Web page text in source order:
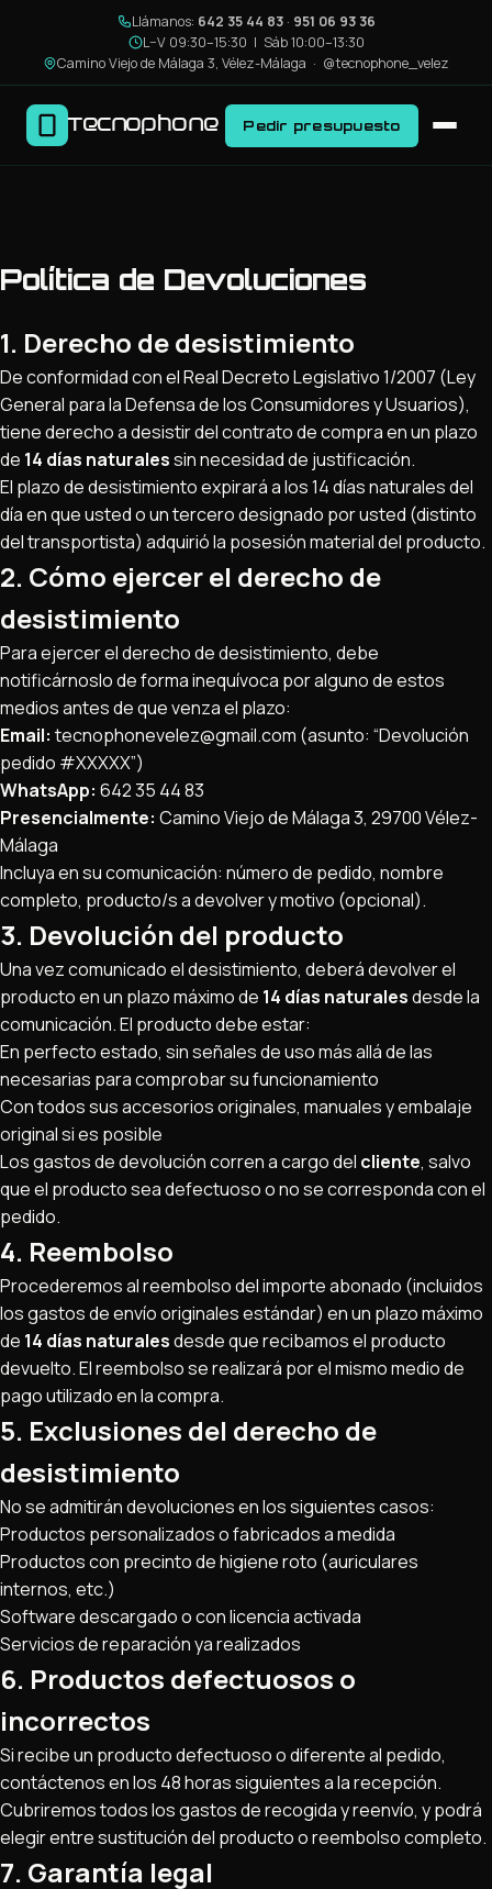
Llámanos: 642 35 44 83· 951 06 93 36
L–V 09:30–15:30 | Sáb 10:00–13:30
Camino Viejo de Málaga 3, Vélez-Málaga · @tecnophone_velez
Tecnophone Pedir presupuesto
Política de Devoluciones
1. Derecho de desistimiento
De conformidad con el Real Decreto Legislativo 1/2007 (Ley
General para la Defensa de los Consumidores y Usuarios),
tiene derecho a desistir del contrato de compra en un plazo
de 14 días naturalessin necesidad de justificación.
El plazo de desistimiento expirará a los 14 días naturales del
día en que usted o un tercero designado por usted (distinto
del transportista) adquirió la posesión material del producto.
2. Cómo ejercer el derecho de
desistimiento
Para ejercer el derecho de desistimiento, debe
notificárnoslo de forma inequívoca por alguno de estos
medios antes de que venza el plazo:
Email: tecnophonevelez@gmail.com (asunto: “Devolución
pedido #XXXXX”)
WhatsApp: 642 35 44 83
Presencialmente: Camino Viejo de Málaga 3, 29700 Vélez-
Málaga
Incluya en su comunicación: número de pedido, nombre
completo, producto/s a devolver y motivo (opcional).
3. Devolución del producto
Una vez comunicado el desistimiento, deberá devolver el
producto en un plazo máximo de 14 días naturalesdesde la
comunicación. El producto debe estar:
En perfecto estado, sin señales de uso más allá de las
necesarias para comprobar su funcionamiento
Con todos sus accesorios originales, manuales y embalaje
original si es posible
Los gastos de devolución corren a cargo del cliente, salvo
que el producto sea defectuoso o no se corresponda con el
pedido.
4. Reembolso
Procederemos al reembolso del importe abonado (incluidos
los gastos de envío originales estándar) en un plazo máximo
de 14 días naturalesdesde que recibamos el producto
devuelto. El reembolso se realizará por el mismo medio de
pago utilizado en la compra.
5. Exclusiones del derecho de
desistimiento
No se admitirán devoluciones en los siguientes casos:
Productos personalizados o fabricados a medida
Productos con precinto de higiene roto (auriculares
internos, etc.)
Software descargado o con licencia activada
Servicios de reparación ya realizados
6. Productos defectuosos o
incorrectos
Si recibe un producto defectuoso o diferente al pedido,
contáctenos en los 48 horas siguientes a la recepción.
Cubriremos todos los gastos de recogida y reenvío, y podrá
elegir entre sustitución del producto o reembolso completo.
7. Garantía legal